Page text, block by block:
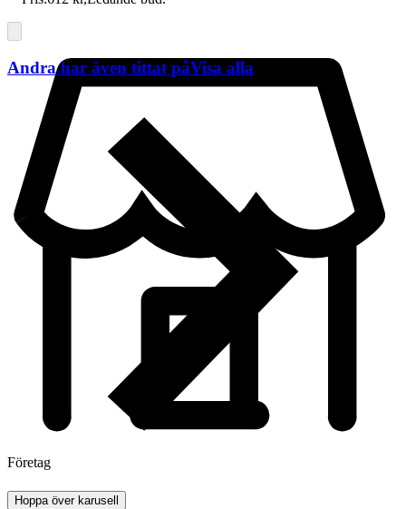
Företag
Andra har även tittat påVisa alla
Hoppa över karusell